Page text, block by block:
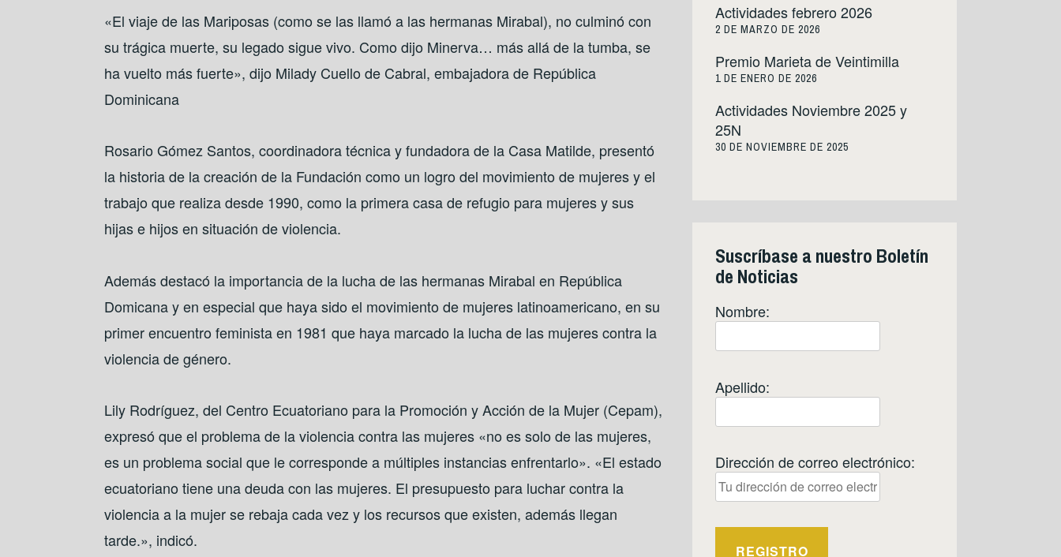
«El viaje de las Mariposas (como se las llamó a las hermanas Mirabal), no culminó con
su trágica muerte, su legado sigue vivo. Como dijo Minerva… más allá de la tumba, se
ha vuelto más fuerte», dijo Milady Cuello de Cabral, embajadora de República
Dominicana
Rosario Gómez Santos, coordinadora técnica y fundadora de la Casa Matilde, presentó
la historia de la creación de la Fundación como un logro del movimiento de mujeres y el
trabajo que realiza desde 1990, como la primera casa de refugio para mujeres y sus
hijas e hijos en situación de violencia.
Además destacó la importancia de la lucha de las hermanas Mirabal en República
Domicana y en especial que haya sido el movimiento de mujeres latinoamericano, en su
primer encuentro feminista en 1981 que haya marcado la lucha de las mujeres contra la
violencia de género.
Lily Rodríguez, del Centro Ecuatoriano para la Promoción y Acción de la Mujer (Cepam),
expresó que el problema de la violencia contra las mujeres «no es solo de las mujeres,
es un problema social que le corresponde a múltiples instancias enfrentarlo». «El estado
ecuatoriano tiene una deuda con las mujeres. El presupuesto para luchar contra la
violencia a la mujer se rebaja cada vez y los recursos que existen, además llegan
tarde.», indicó.
Actividades febrero 2026
2 DE MARZO DE 2026
Premio Marieta de Veintimilla
1 DE ENERO DE 2026
Actividades Noviembre 2025 y
25N
30 DE NOVIEMBRE DE 2025
Suscríbase a nuestro Boletín
de Noticias
Nombre:
Apellido:
Dirección de correo electrónico: